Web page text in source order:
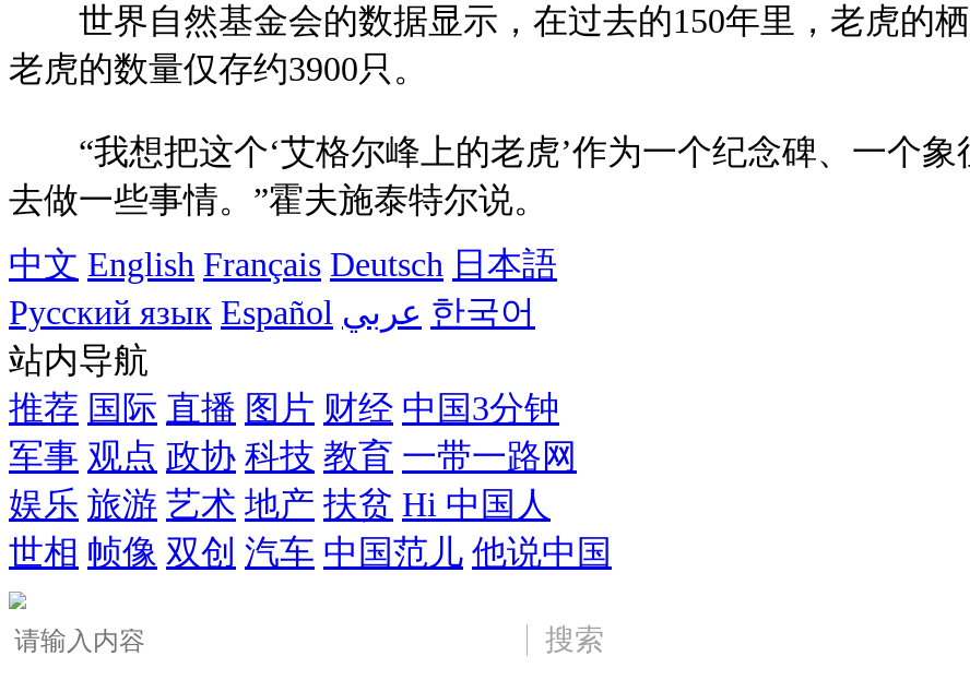
世界自然基金会的数据显示，在过去的150年里，老虎的
老虎的数量仅存约3900只。
“我想把这个‘艾格尔峰上的老虎’作为一个纪念碑、一个
去做一些事情。”霍夫施泰特尔说。
中文 English Français Deutsch 日本語
Русский язык Español عربي 한국어
站内导航
推荐 国际 直播 图片 财经 中国3分钟
军事 观点 政协 科技 教育 一带一路网
娱乐 旅游 艺术 地产 扶贫 Hi 中国人
世相 帧像 双创 汽车 中国范儿 他说中国